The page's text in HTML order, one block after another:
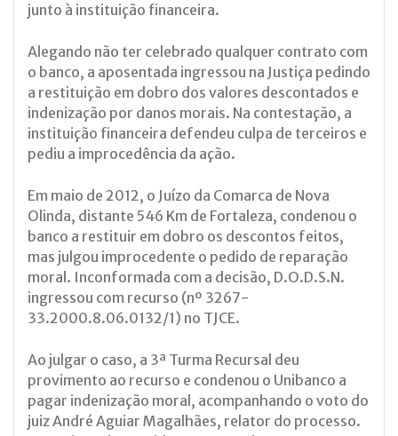
junto à instituição financeira.
Alegando não ter celebrado qualquer contrato com
o banco, a aposentada ingressou na Justiça pedindo
a restituição em dobro dos valores descontados e
indenização por danos morais. Na contestação, a
instituição financeira defendeu culpa de terceiros e
pediu a improcedência da ação.
Em maio de 2012, o Juízo da Comarca de Nova
Olinda, distante 546 Km de Fortaleza, condenou o
banco a restituir em dobro os descontos feitos,
mas julgou improcedente o pedido de reparação
moral. Inconformada com a decisão, D.O.D.S.N.
ingressou com recurso (nº 3267-
33.2000.8.06.0132/1) no TJCE.
Ao julgar o caso, a 3ª Turma Recursal deu
provimento ao recurso e condenou o Unibanco a
pagar indenização moral, acompanhando o voto do
juiz André Aguiar Magalhães, relator do processo.